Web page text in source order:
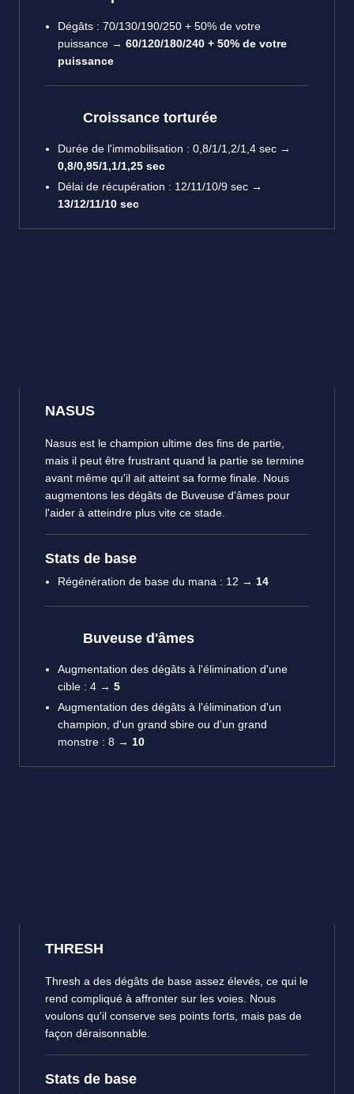
Dégâts : 70/130/190/250 + 50% de votre
puissance → 60/120/180/240 + 50% de votre
puissance
Croissance torturée
Durée de l'immobilisation : 0,8/1/1,2/1,4 sec →
0,8/0,95/1,1/1,25 sec
Délai de récupération : 12/11/10/9 sec →
13/12/11/10 sec
NASUS
Nasus est le champion ultime des fins de partie,
mais il peut être frustrant quand la partie se termine
avant même qu'il ait atteint sa forme finale. Nous
augmentons les dégâts de Buveuse d'âmes pour
l'aider à atteindre plus vite ce stade.
Stats de base
Régénération de base du mana : 12 → 14
Buveuse d'âmes
Augmentation des dégâts à l'élimination d'une
cible : 4 → 5
Augmentation des dégâts à l'élimination d'un
champion, d'un grand sbire ou d'un grand
monstre : 8 → 10
THRESH
Thresh a des dégâts de base assez élevés, ce qui le
rend compliqué à affronter sur les voies. Nous
voulons qu'il conserve ses points forts, mais pas de
façon déraisonnable.
Stats de base